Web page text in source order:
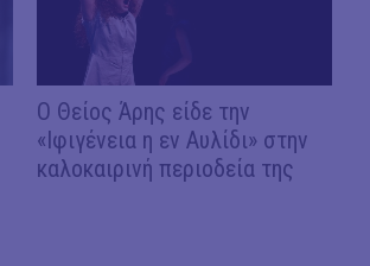
Ο Θείος Άρης είδε την
«Ιφιγένεια η εν Αυλίδι» στην
καλοκαιρινή περιοδεία της